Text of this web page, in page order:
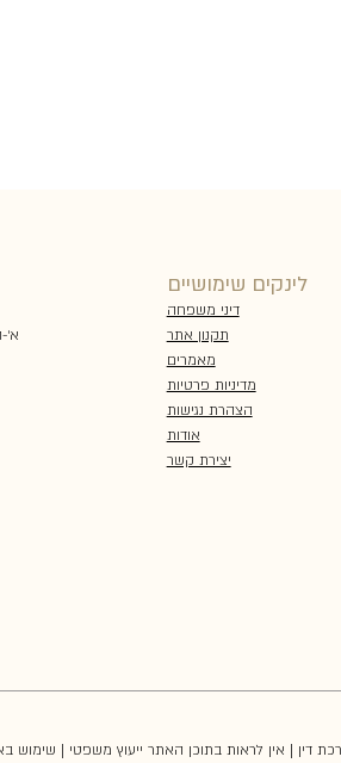
א׳-ה׳
לינקים שימושיים
דיני משפחה
תקנון אתר
מאמרים
מדיניות פרטיות
הצהרת נגישות
אודות
יצירת קשר
דין | אין לראות בתוכן האתר ייעוץ משפטי | שימוש